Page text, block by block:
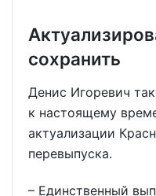
сохранить
Денис Игоревич
к настоящему
актуализации
перевыпуска.
– Единственный